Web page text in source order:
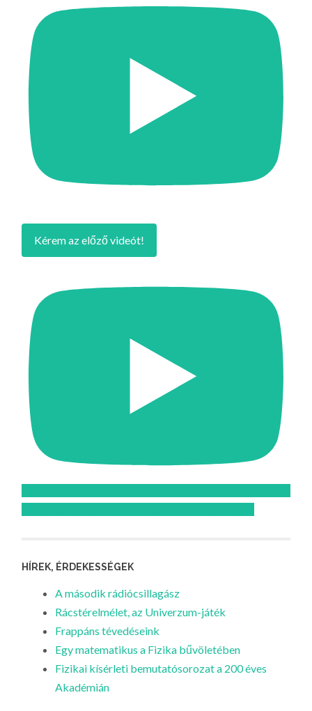
Kérem az előző videót!
HÍREK, ÉRDEKESSÉGEK
A második rádiócsillagász
Rácstérelmélet, az Univerzum-játék
Frappáns tévedéseink
Egy matematikus a Fizika bűvöletében
Fizikai kísérleti bemutatósorozat a 200 éves
Akadémián